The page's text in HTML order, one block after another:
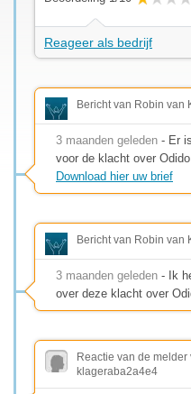
Reageer als bedrijf
Bericht van Robin van
3 maanden geleden - Er
voor de klacht over Odido
Download hier uw brief
Bericht van Robin van
3 maanden geleden - Ik
over deze klacht over
Reactie van de melder
klageraba2a4e4